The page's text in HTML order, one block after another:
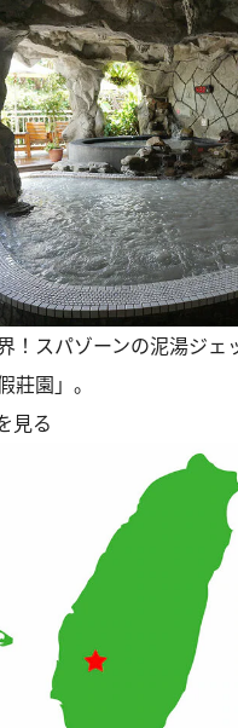
！スパゾーンの泥湯ジェ
莊園」。
見る